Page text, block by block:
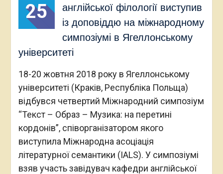
25
англійської філології виступив
із доповіддю на міжнародному
симпозіумі в Ягеллонському
університеті
18-20 жовтня 2018 року в Ягеллонському
університеті (Краків, Республіка Польща)
відбувся четвертий Міжнародний симпозіум
“Текст – Образ – Музика: на перетині
кордонів”, співорганізатором якого
виступила Міжнародна асоціація
літературної семантики (IALS). У симпозіумі
взяв участь завідувач кафедри англійської